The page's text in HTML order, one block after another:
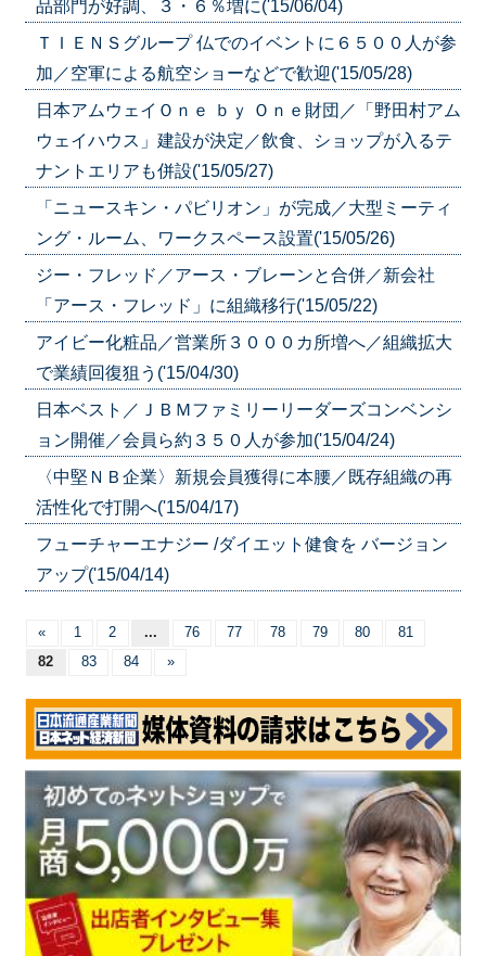
品部門が好調、３・６％増に('15/06/04)
ＴＩＥＮＳグループ 仏でのイベントに６５００人が参
加／空軍による航空ショーなどで歓迎('15/05/28)
日本アムウェイＯｎｅ ｂｙ Ｏｎｅ財団／「野田村アム
ウェイハウス」建設が決定／飲食、ショップが入るテ
ナントエリアも併設('15/05/27)
「ニュースキン・パビリオン」が完成／大型ミーティ
ング・ルーム、ワークスペース設置('15/05/26)
ジー・フレッド／アース・ブレーンと合併／新会社
「アース・フレッド」に組織移行('15/05/22)
アイビー化粧品／営業所３０００カ所増へ／組織拡大
で業績回復狙う('15/04/30)
日本ベスト／ＪＢＭファミリーリーダーズコンベンシ
ョン開催／会員ら約３５０人が参加('15/04/24)
〈中堅ＮＢ企業〉新規会員獲得に本腰／既存組織の再
活性化で打開へ('15/04/17)
フューチャーエナジー /ダイエット健食を バージョン
アップ('15/04/14)
« 1 2 ... 76 77 78 79 80
81
82
83 84 »